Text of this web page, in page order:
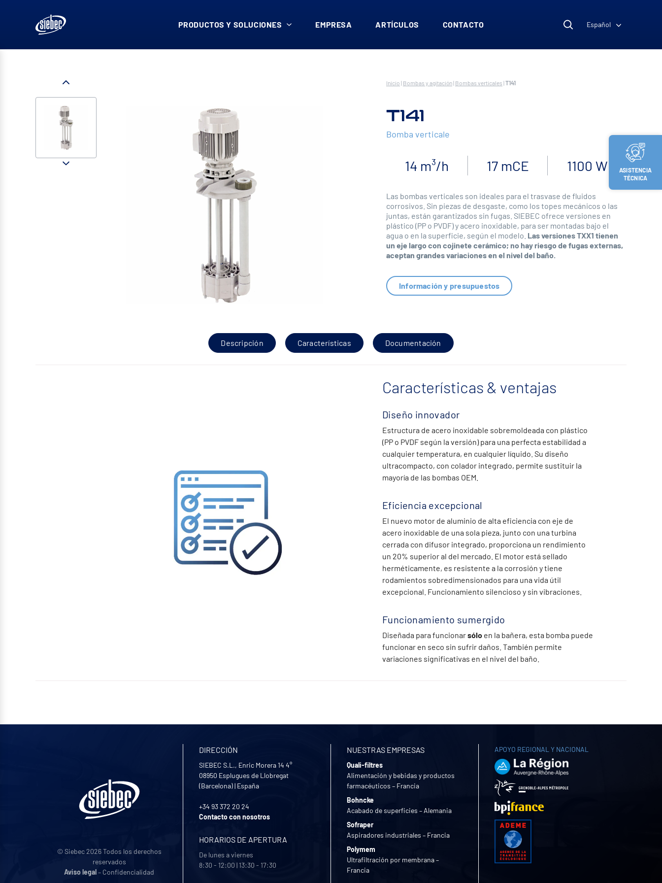
ASISTENCIA
TÉCNICA
PRODUCTOS Y SOLUCIONES EMPRESA ARTÍCULOS CONTACTO Español
Inicio | Bombas y agitación| Bombas verticales |T141
T141
Bomba verticale
14 m³/h 17 mCE 1100 W
Las bombas verticales son ideales para el trasvase de fluidos
corrosivos. Sin piezas de desgaste, como los topes mecánicos o las
juntas, están garantizados sin fugas. SIEBEC ofrece versiones en
plástico (PP o PVDF) y acero inoxidable, para ser montadas bajo el
agua o en la superficie, según el modelo. Las versiones TXX1 tienen
un eje largo con cojinete cerámico; no hay riesgo de fugas externas,
aceptan grandes variaciones en el nivel del baño.
Información y presupuestos
Descripción Características Documentación
Características & ventajas
Diseño innovador
Estructura de acero inoxidable sobremoldeada con plástico
(PP o PVDF según la versión) para una perfecta estabilidad a
cualquier temperatura, en cualquier líquido. Su diseño
ultracompacto, con colador integrado, permite sustituir la
mayoría de las bombas OEM.
Eficiencia excepcional
El nuevo motor de aluminio de alta eficiencia con eje de
acero inoxidable de una sola pieza, junto con una turbina
cerrada con difusor integrado, proporciona un rendimiento
un 20% superior al del mercado. El motor está sellado
herméticamente, es resistente a la corrosión y tiene
rodamientos sobredimensionados para una vida útil
excepcional. Funcionamiento silencioso y sin vibraciones.
Funcionamiento sumergido
Diseñada para funcionarsólo en la bañera, esta bomba puede
funcionar en seco sin sufrir daños. También permite
variaciones significativas en el nivel del baño.
© Siebec 2026 Todos los derechos
reservados
Aviso legal– Confidencialidad
DIRECCIÓN
SIEBEC S.L., Enric Morera 14 4°
08950 Esplugues de Llobregat
(Barcelona)| España
+34 93 372 20 24
Contacto con nosotros
HORARIOS DE APERTURA
De lunes a viernes
8:30 - 12:00 | 13:30 - 17:30
NUESTRAS EMPRESAS
Quali-filtres
Alimentación y bebidas y productos
farmacéuticos – Francia
Bohncke
Acabado de superficies – Alemania
Sofraper
Aspiradores industriales – Francia
Polymem
Ultrafiltración por membrana –
Francia
APOYO REGIONAL Y NACIONAL